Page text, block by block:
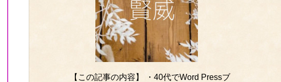
【この記事の内容】 ・40代でWord Pressブ